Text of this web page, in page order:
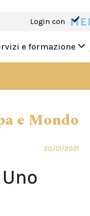
Login con
e formazione
e Mondo
20/01/2021